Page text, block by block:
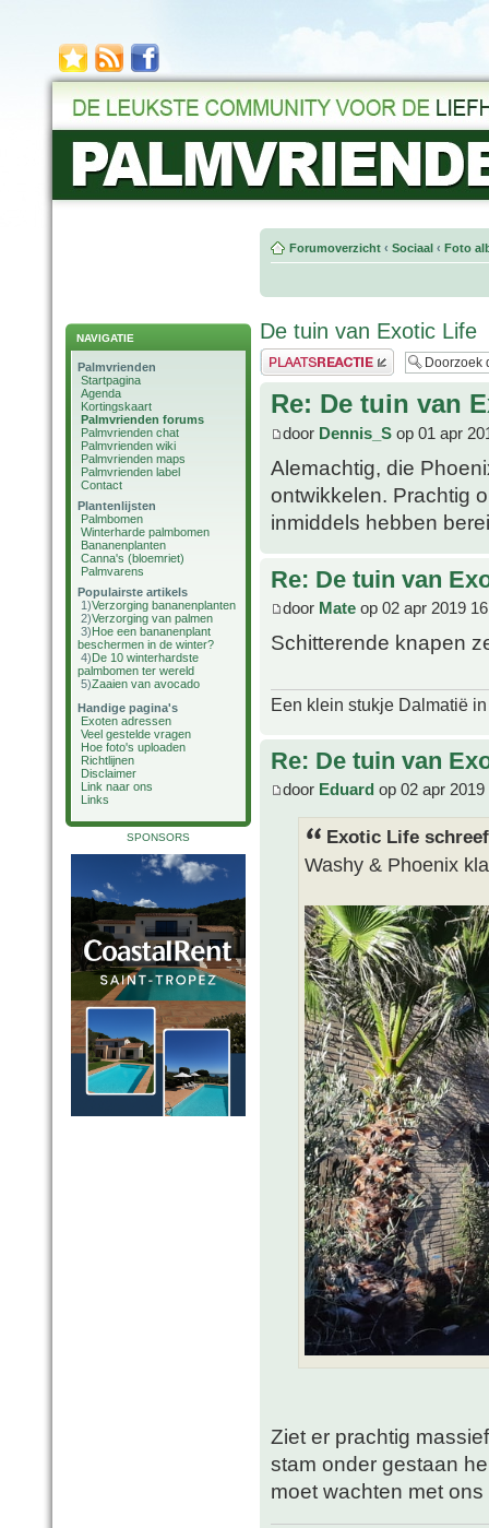
NAVIGATIE
Palmvrienden
Startpagina
Agenda
Kortingskaart
Palmvrienden forums
Palmvrienden chat
Palmvrienden wiki
Palmvrienden maps
Palmvrienden label
Contact
Plantenlijsten
Palmbomen
Winterharde palmbomen
Bananenplanten
Canna's (bloemriet)
Palmvarens
Populairste artikels
1)Verzorging bananenplanten
2)Verzorging van palmen
3)Hoe een bananenplant
beschermen in de winter?
4)De 10 winterhardste
palmbomen ter wereld
5)Zaaien van avocado
Handige pagina's
Exoten adressen
Veel gestelde vragen
Hoe foto's uploaden
Richtlijnen
Disclaimer
Link naar ons
Links
SPONSORS
Forumoverzicht ‹ Sociaal ‹ Foto
De tuin van Exotic Life
Plaats een reactie
Re: De tuin van
door Dennis_S op 01 apr
Alemachtig, die
ontwikkelen. Prachtig
inmiddels hebben
Re: De tuin van
door Mate op 02 apr 2019
Schitterende knapen
Een klein stukje Dalmatië
Re: De tuin van
door Eduard op 02 apr 2019
Exotic Life
Washy & Phoenix
Ziet er prachtig
stam onder gestaan
moet wachten met